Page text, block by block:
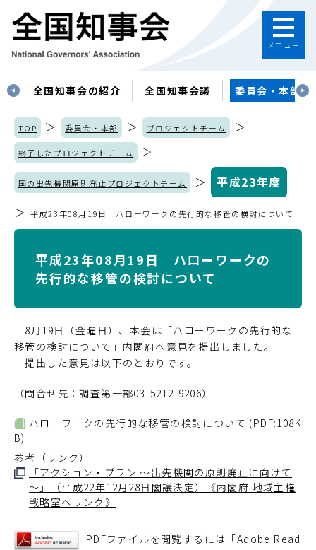
メニュー
全国知事会の紹介 全国知事会議 委員会・本部
TOP ＞ 委員会・本部 ＞ プロジェクトチーム ＞
終了したプロジェクトチーム ＞
国の出先機関原則廃止プロジェクトチーム ＞
平成23年度
＞平成23年08月19日 ハローワークの先行的な移管の検討について
平成23年08月19日 ハローワークの
先行的な移管の検討について
8月19日（金曜日）、本会は「ハローワークの先行的な
移管の検討について」内閣府へ意見を提出しました。
提出した意見は以下のとおりです。
（問合せ先：調査第一部03-5212-9206）
ハローワークの先行的な移管の検討について (PDF:108K
B)
参考（リンク）
「アクション・プラン ～出先機関の原則廃止に向けて
～」（平成22年12月28日閣議決定）《内閣府 地域主権
戦略室へリンク》
PDFファイルを閲覧するには「Adobe Read